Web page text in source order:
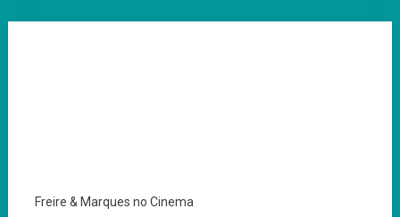
Freire & Marques no Cinema